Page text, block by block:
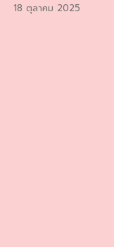
18 ตุลาคม 2025